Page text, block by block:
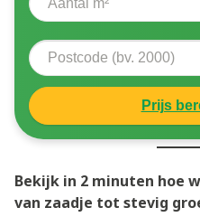
Prijs
Bekijk in 2 minuten hoe
van zaadje tot stevig